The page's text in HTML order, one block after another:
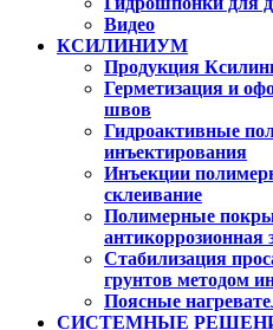
Видео
КСИЛИНИУМ
Продукция
Герметизация и
швов
Гидроактивные
инъектирования
Инъекции
склеивание
Полимерные
антикоррозионная
Стабилизация
грунтов методом
Поясные
СИСТЕМНЫЕ